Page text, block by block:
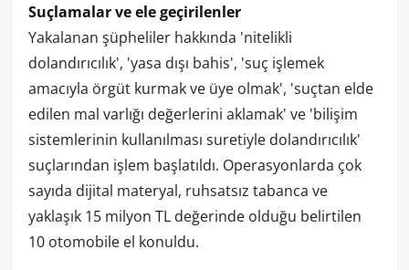
Suçlamalar ve ele geçirilenler
Yakalanan şüpheliler hakkında 'nitelikli
dolandırıcılık', 'yasa dışı bahis', 'suç işlemek
amacıyla örgüt kurmak ve üye olmak', 'suçtan elde
edilen mal varlığı değerlerini aklamak' ve 'bilişim
sistemlerinin kullanılması suretiyle dolandırıcılık'
suçlarından işlem başlatıldı. Operasyonlarda çok
sayıda dijital materyal, ruhsatsız tabanca ve
yaklaşık 15 milyon TL değerinde olduğu belirtilen
10 otomobile el konuldu.